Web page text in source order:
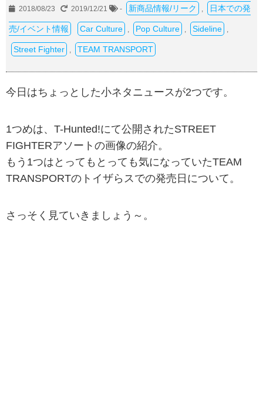
2018/08/23 2019/12/21 - 新商品情報/リーク 日本での発
売/イベント情報 Car Culture Pop Culture Sideline
Street Fighter TEAM TRANSPORT
今日はちょっとした小ネタニュースが2つです。
1つめは、T-Hunted!にて公開されたSTREET
FIGHTERアソートの画像の紹介。
もう1つはとってもとっても気になっていたTEAM
TRANSPORTのトイザらスでの発売日について。
さっそく見ていきましょう～。